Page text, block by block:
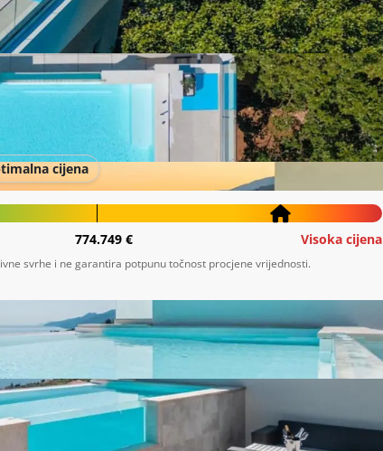
cijena
774.749 € Visoka cijena
svrhe i ne garantira potpunu točnost procjene vrijednosti.
salon. Vila se nalazi u području gdje gosti mogu
vožnja biciklom i biljar te ima besplatno privatno